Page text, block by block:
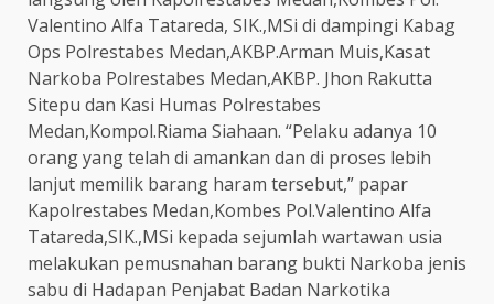
Valentino Alfa Tatareda, SIK.,MSi di dampingi Kabag
Ops Polrestabes Medan,AKBP.Arman Muis,Kasat
Narkoba Polrestabes Medan,AKBP. Jhon Rakutta
Sitepu dan Kasi Humas Polrestabes
Medan,Kompol.Riama Siahaan. “Pelaku adanya 10
orang yang telah di amankan dan di proses lebih
lanjut memilik barang haram tersebut,” papar
Kapolrestabes Medan,Kombes Pol.Valentino Alfa
Tatareda,SIK.,MSi kepada sejumlah wartawan usia
melakukan pemusnahan barang bukti Narkoba jenis
sabu di Hadapan Penjabat Badan Narkotika